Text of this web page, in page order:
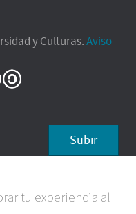
y Culturas.Aviso
Subir
tu experiencia al